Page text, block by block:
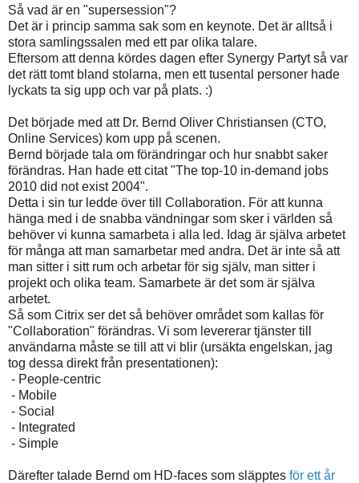
Så vad är en "supersession"?
Det är i princip samma sak som en keynote. Det är alltså i
stora samlingssalen med ett par olika talare.
Eftersom att denna kördes dagen efter Synergy Partyt så var
det rätt tomt bland stolarna, men ett tusental personer hade
lyckats ta sig upp och var på plats. :)
Det började med att Dr. Bernd Oliver Christiansen (CTO,
Online Services) kom upp på scenen.
Bernd började tala om förändringar och hur snabbt saker
förändras. Han hade ett citat "The top-10 in-demand jobs
2010 did not exist 2004".
Detta i sin tur ledde över till Collaboration. För att kunna
hänga med i de snabba vändningar som sker i världen så
behöver vi kunna samarbeta i alla led. Idag är själva arbetet
för många att man samarbetar med andra. Det är inte så att
man sitter i sitt rum och arbetar för sig själv, man sitter i
projekt och olika team. Samarbete är det som är själva
arbetet.
Så som Citrix ser det så behöver området som kallas för
"Collaboration" förändras. Vi som levererar tjänster till
användarna måste se till att vi blir (ursäkta engelskan, jag
tog dessa direkt från presentationen):
- People-centric
- Mobile
- Social
- Integrated
- Simple
Därefter talade Bernd om HD-faces som släpptes för ett år